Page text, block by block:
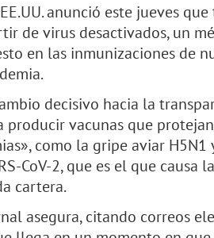
anunció este jueves
de virus desactivados, un
en las inmunizaciones de
decisivo hacia la
producir vacunas que
como la gripe aviar
CoV-2, que es el que causa
cartera.
asegura, citando correos